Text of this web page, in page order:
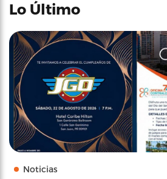
Lo Último
Noticias